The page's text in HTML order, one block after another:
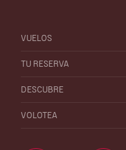
VUELOS
TU RESERVA
DESCUBRE
VOLOTEA